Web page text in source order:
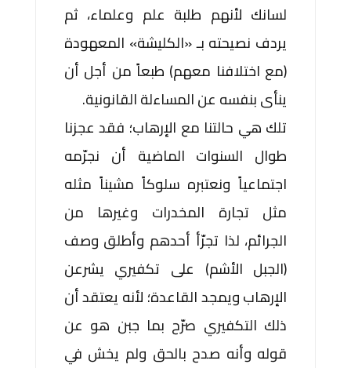
لسانك لأنهم طلبة علم وعلماء، ثم
يردف نصيحته بـ «الكليشة» المعهودة
(مع اختلافنا معهم) طبعاً من أجل أن
ينأى بنفسه عن المساءلة القانونية.
تلك هي حالتنا مع الإرهاب؛ فقد عجزنا
طوال السنوات الماضية أن نجرّمه
اجتماعياً ونعتبره سلوكاً مشيناً مثله
مثل تجارة المخدرات وغيرها من
الجرائم، لذا تجرّأ أحدهم وأطلق وصف
(الجبل الأشم) على تكفيري يشرعن
الإرهاب ويمجد القاعدة؛ لأنه يعتقد أن
ذلك التكفيري صرّح بما جبن هو عن
قوله وأنه صدح بالحق ولم يخش في